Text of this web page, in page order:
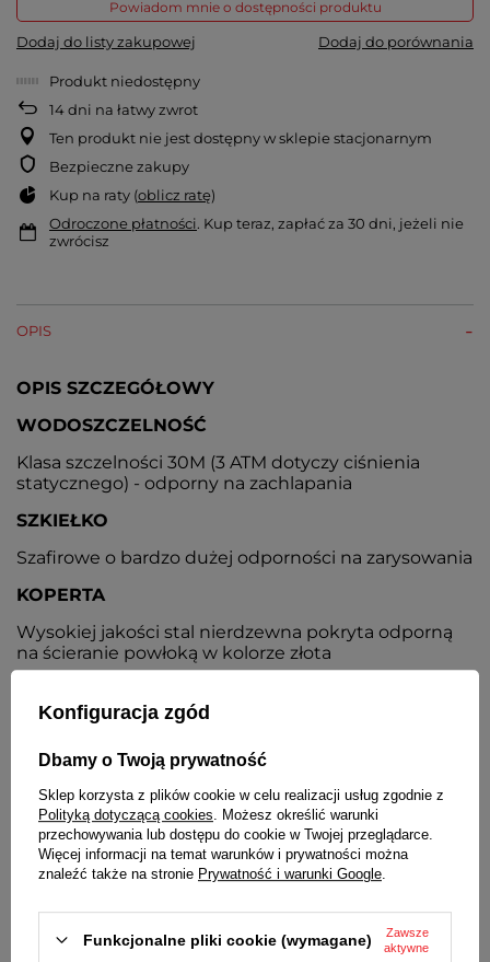
Powiadom mnie o dostępności produktu
Dodaj do listy zakupowej Dodaj do porównania
Produkt niedostępny
14dni na łatwy zwrot
Ten produkt nie jest dostępny w sklepie stacjonarnym
Bezpieczne zakupy
Kup na raty (oblicz ratę)
Odroczone płatności. Kup teraz, zapłać za 30 dni, jeżeli nie
zwrócisz
OPIS
OPIS SZCZEGÓŁOWY
WODOSZCZELNOŚĆ
Klasa szczelności 30M (3 ATM dotyczy ciśnienia
statycznego) - odporny na zachlapania
SZKIEŁKO
Szafirowe o bardzo dużej odporności na zarysowania
KOPERTA
Wysokiej jakości stal nierdzewna pokryta odporną
na ścieranie powłoką w kolorze złota
Kolor srebrny, wskazówki w kolorze koperty
BRANSOLETA
Stalowa nierdzewna pokryta powłoką w kolorze
złota, typu mesh
ZAPIĘCIE
zabezpieczeniem
Konfiguracja zgód
Dbamy o Twoją prywatność
Sklep korzysta z plików cookie w celu realizacji usług zgodnie z
Polityką dotyczącą cookies . Możesz określić warunki
przechowywania lub dostępu do cookie w Twojej przeglądarce.
Więcej informacji na temat warunków i prywatności można
znaleźć także na stronie Prywatność i warunki Google
Funkcjonalne pliki cookie (wymagane)
Zawsze
aktywne